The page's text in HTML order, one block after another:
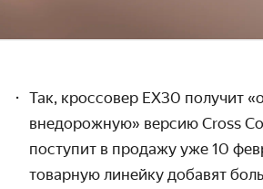
Так, кроссовер EX30 получит
внедорожную» версию Cross
поступит в продажу уже 10
товарную линейку добавят